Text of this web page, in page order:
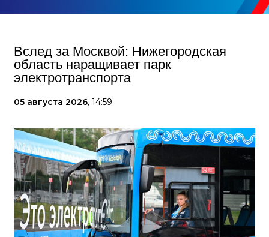
Вслед за Москвой: Нижегородская
область наращивает парк
электротранспорта
05 августа 2026, 14:59